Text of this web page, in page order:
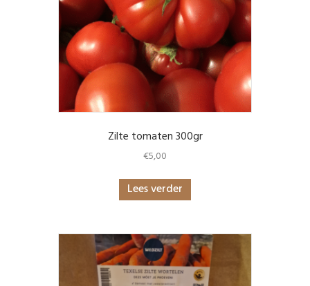
Zilte tomaten 300gr
€5,00
Lees verder